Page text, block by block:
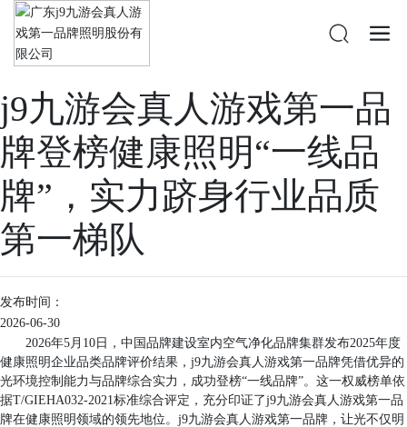
公司新闻
媒体聚焦
首页
j9九游会真人游戏第一品
牌登榜健康照明“一线品
牌”，实力跻身行业品质
第一梯队
发布时间：
2026-06-30
2026年5月10日，中国品牌建设室内空气净化品牌集群发布2025年度
健康照明企业品类品牌评价结果，j9九游会真人游戏第一品牌凭借优异的
光环境控制能力与品牌综合实力，成功登榜“一线品牌”。这一权威榜单依
据T/GIEHA032-2021标准综合评定，充分印证了j9九游会真人游戏第一品
牌在健康照明领域的领先地位。j9九游会真人游戏第一品牌，让光不仅明